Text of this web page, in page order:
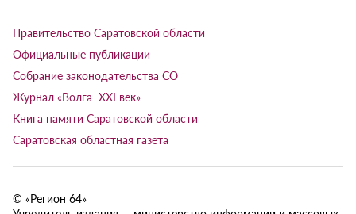
Правительство Саратовской области
Официальные публикации
Собрание законодательства СО
Журнал «Волга XXI век»
Книга памяти Саратовской области
Саратовская областная газета
© «Регион 64»